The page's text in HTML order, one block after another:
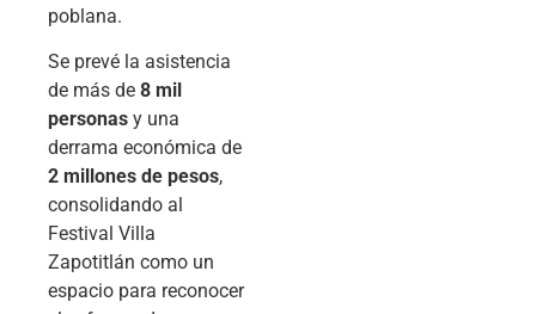
poblana.
Se prevé la asistencia
de más de 8 mil
personas y una
derrama económica de
2 millones de pesos,
consolidando al
Festival Villa
Zapotitlán como un
espacio para reconocer